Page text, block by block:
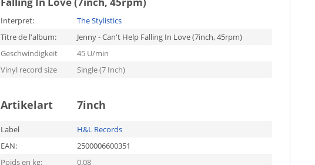
Interpret:
The Stylistics
Titre de l'album:
Jenny - Can't Help Falling In Love (7inch, 45rpm)
Geschwindigkeit
45 U/min
Vinyl record size
Single (7 Inch)
Artikelart 7inch
Label
H&L Records
EAN:
2500006600351
Poids en kg:
0.08